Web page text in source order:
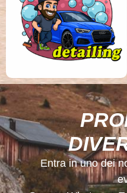
Entra in uno dei